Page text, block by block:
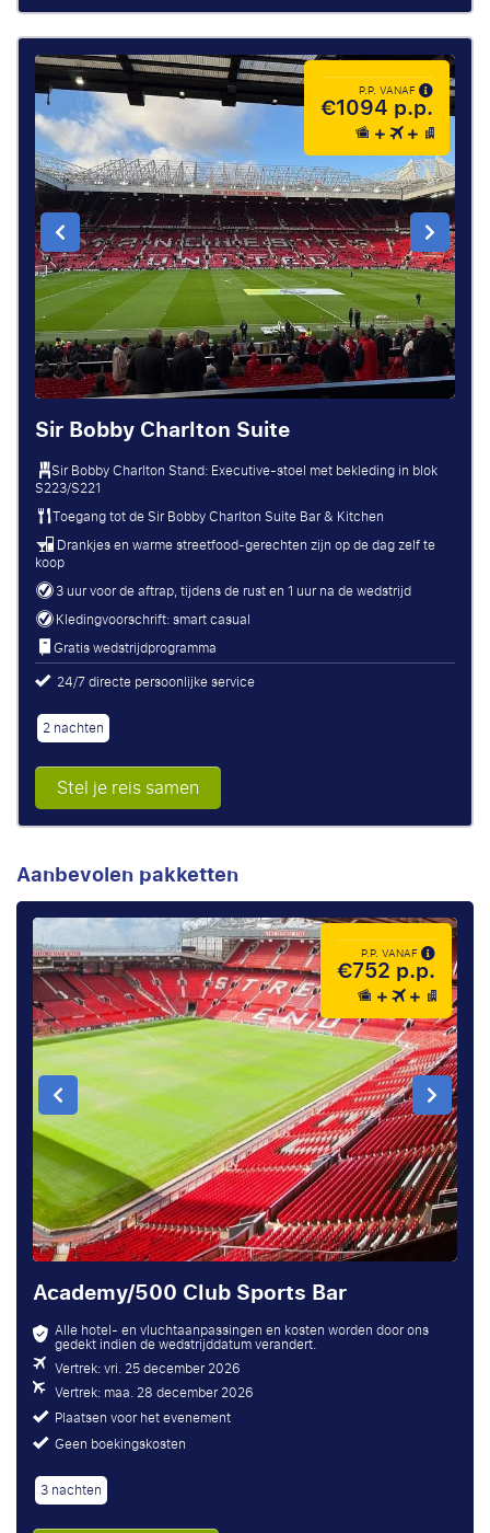
P.P. VANAF
€1094 p.p.
Sir Bobby Charlton Suite
Sir Bobby Charlton Stand: Executive-stoel met bekleding in blok
S223/S221
Toegang tot de Sir Bobby Charlton Suite Bar & Kitchen
Drankjes en warme streetfood-gerechten zijn op de dag zelf te
koop
3 uur voor de aftrap, tijdens de rust en 1 uur na de wedstrijd
Kledingvoorschrift: smart casual
Gratis wedstrijdprogramma
24/7 directe persoonlijke service
2 nachten
Stel je reis samen
Aanbevolen pakketten
P.P. VANAF
€752 p.p.
Academy/500 Club Sports Bar
Alle hotel- en vluchtaanpassingen en kosten worden door ons
gedekt indien de wedstrijddatum verandert.
Vertrek: vri. 25 december 2026
Vertrek: maa. 28 december 2026
Plaatsen voor het evenement
Geen boekingskosten
3 nachten